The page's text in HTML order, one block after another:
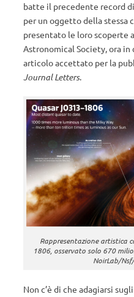
batte il precedente record
per un oggetto della stessa
presentato le loro scoperte
Astronomical Society, ora
articolo accettato per la
Journal Letters.
Rappresentazione artistica
1806, osservato solo 670
NoirLab/
Non c’è di che adagiarsi